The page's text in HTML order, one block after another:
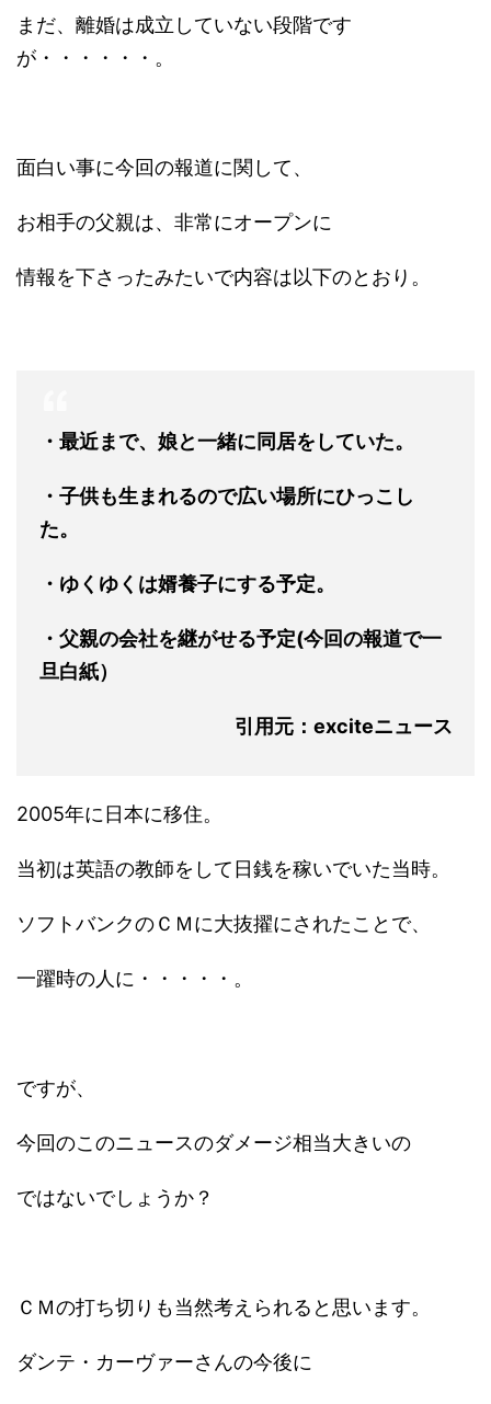
まだ、離婚は成立していない段階です
が・・・・・・。
面白い事に今回の報道に関して、
お相手の父親は、非常にオープンに
情報を下さったみたいで内容は以下のとおり。
・最近まで、娘と一緒に同居をしていた。
・子供も生まれるので広い場所にひっこし
た。
・ゆくゆくは婿養子にする予定。
・父親の会社を継がせる予定(今回の報道で一
旦白紙）
引用元：exciteニュース
2005年に日本に移住。
当初は英語の教師をして日銭を稼いでいた当時。
ソフトバンクのＣＭに大抜擢にされたことで、
一躍時の人に・・・・・。
ですが、
今回のこのニュースのダメージ相当大きいの
ではないでしょうか？
ＣＭの打ち切りも当然考えられると思います。
ダンテ・カーヴァーさんの今後に